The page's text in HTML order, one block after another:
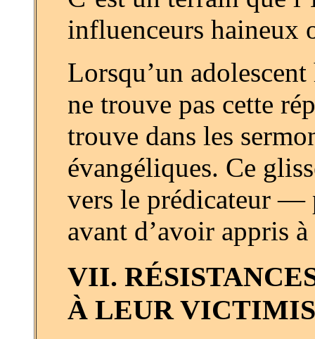
influenceurs haineux
Lorsqu’un
ne trouve pas cette
trouve dans les
évangéliques. Ce
vers le prédicateur —
avant d’avoir appris
VII.
À LEUR